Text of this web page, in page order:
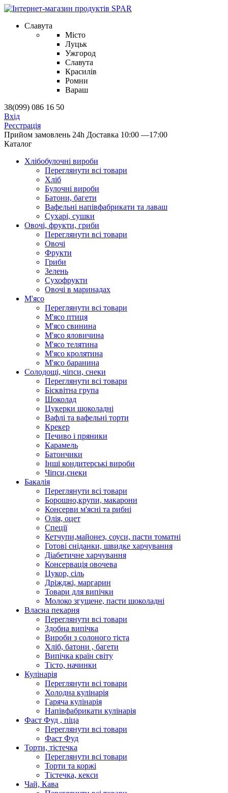
Славута
Місто
Луцьк
Ужгород
Славута
Красилів
Ромни
Вараш
38(099) 086 16 50
Вхід
Реєстрація
Прийом замовлень 24h Доставка 10:00 —17:00
Каталог
Хлібобулочні вироби
Переглянути всі товари
Хліб
Булочні вироби
Батони, багети
Вафельні напівфабрикати та лаваш
Сухарі, сушки
Овочі, фрукти, гриби
Переглянути всі товари
Овочі
Фрукти
Гриби
Зелень
Сухофрукти
Овочі в маринадах
М'ясо
Переглянути всі товари
М'ясо птиця
М'ясо свинина
М'ясо яловичина
М'ясо телятина
М'ясо кролятина
М'ясо баранина
Солодощі, чіпси, снеки
Переглянути всі товари
Бісквітна група
Шоколад
Цукерки шоколадні
Вафлі та вафельні торти
Крекер
Печиво і пряники
Карамель
Батончики
Інші кондитерські вироби
Чіпси,снеки
Бакалія
Переглянути всі товари
Борошно,крупи, макарони
Консерви м'ясні та рибні
Олія, оцет
Спеції
Кетчупи,майонез, соуси, пасти томатні
Готові сніданки, швидке харчування
Діабетичне харчування
Консервація овочева
Цукор, сіль
Дріжджі, маргарин
Товари для випічки
Молоко згущене, пасти шоколадні
Власна пекарня
Переглянути всі товари
Здобна випічка
Вироби з солоного тіста
Хліб, батони , багети
Випічка країн світу
Тісто, начинки
Кулінарія
Переглянути всі товари
Холодна кулінарія
Гаряча кулінарія
Напівфабрикати кулінарія
Фаст Фуд , піца
Переглянути всі товари
Фаст Фуд
Торти, тістечка
Переглянути всі товари
Торти та коржі
Тістечка, кекси
Чай, Кава